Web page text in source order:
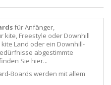
für Anfänger,
kite, Freestyle oder Downhill
Land oder ein Downhill-
abgestimmte
Sie hier...
Boards werden mit allem